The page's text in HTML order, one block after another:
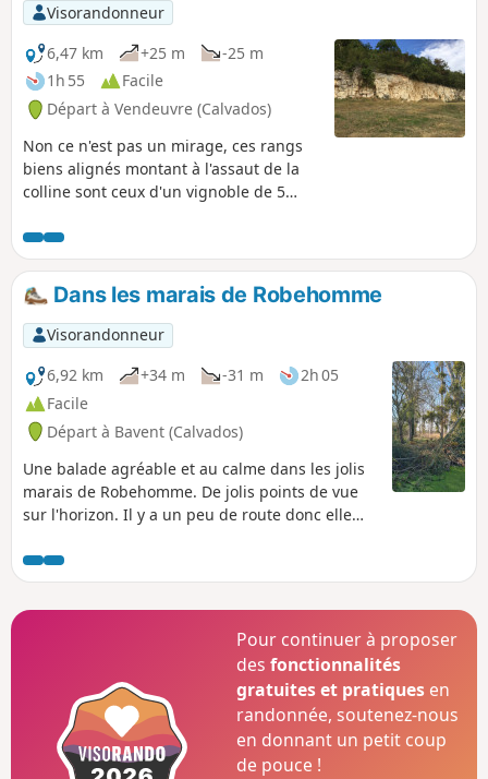
Visorandonneur
6,47 km
+25 m
-25 m
1h 55
Facile
Départ à Vendeuvre (Calvados)
Non ce n'est pas un mirage, ces rangs
biens alignés montant à l'assaut de la
colline sont ceux d'un vignoble de 5
renaissance date de 1995, donneront à
votre randonnée un air insolite et des
accents méridionaux.
Dans les marais de Robehomme
Visorandonneur
6,92 km
+34 m -31 m
2h 05
Facile
Départ à Bavent (Calvados)
Une balade agréable et au calme dans les jolis
marais de Robehomme. De jolis points de vue
sur l'horizon. Il y a un peu de route donc elle
peu de passage de voitures (sauf sur la D224).
Pour continuer à proposer
desfonctionnalités
gratuites et pratiques en
randonnée, soutenez-nous
en donnant un petit coup
de pouce !